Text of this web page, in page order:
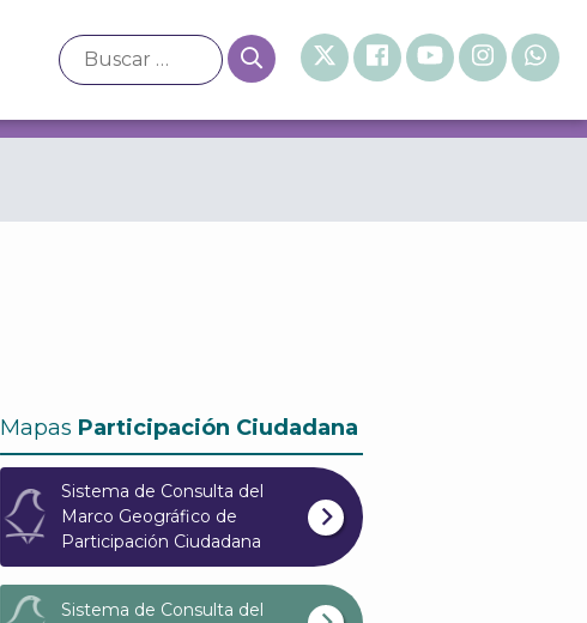
Mapas Participación Ciudadana
Sistema de Consulta del
Marco Geográfico de
Participación Ciudadana
Sistema de Consulta del